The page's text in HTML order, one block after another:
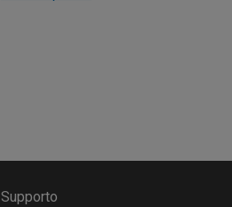
Supporto